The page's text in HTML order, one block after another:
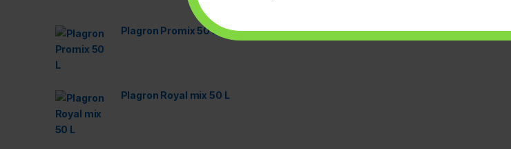
Plagron Promix 50 L
Plagron Royal mix 50 L